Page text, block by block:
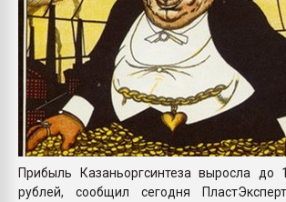
Прибыль Казаньоргсинтеза выросла до
рублей, сообщил сегодня